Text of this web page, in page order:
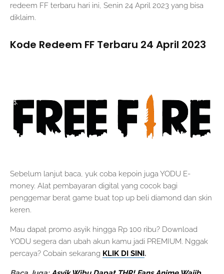
redeem FF terbaru hari ini, Senin 24 April 2023 yang bisa
diklaim.
Kode Redeem FF Terbaru 24 April 2023
Sebelum lanjut baca, yuk coba kepoin juga YODU E-
money. Alat pembayaran digital yang cocok bagi
penggemar berat game buat top up beli diamond dan skin
keren.
Mau dapat promo asyik hingga Rp 100 ribu? Download
YODU segera dan ubah akun kamu jadi PREMIUM. Nggak
percaya? Cobain sekarang KLIK DI SINI.